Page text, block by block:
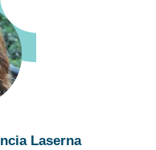
Laserna